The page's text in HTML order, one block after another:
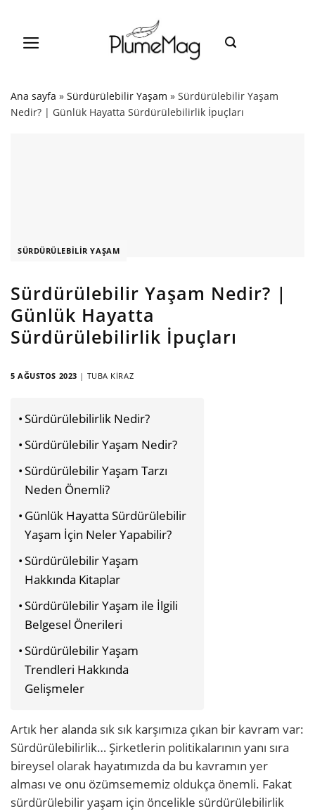
content
Ana sayfa » Sürdürülebilir Yaşam » Sürdürülebilir Yaşam
Nedir? | Günlük Hayatta Sürdürülebilirlik İpuçları
SÜRDÜRÜLEBILIR YAŞAM
Sürdürülebilir Yaşam Nedir? |
Günlük Hayatta
Sürdürülebilirlik İpuçları
5 AĞUSTOS 2023 | TUBA KIRAZ
Sürdürülebilirlik Nedir?
Sürdürülebilir Yaşam Nedir?
Sürdürülebilir Yaşam Tarzı
Neden Önemli?
Günlük Hayatta Sürdürülebilir
Yaşam İçin Neler Yapabilir?
Sürdürülebilir Yaşam
Hakkında Kitaplar
Sürdürülebilir Yaşam ile İlgili
Belgesel Önerileri
Sürdürülebilir Yaşam
Trendleri Hakkında
Gelişmeler
Artık her alanda sık sık karşımıza çıkan bir kavram var:
Sürdürülebilirlik… Şirketlerin politikalarının yanı sıra
bireysel olarak hayatımızda da bu kavramın yer
alması ve onu özümsememiz oldukça önemli. Fakat
sürdürülebilir yaşam için öncelikle sürdürülebilirlik